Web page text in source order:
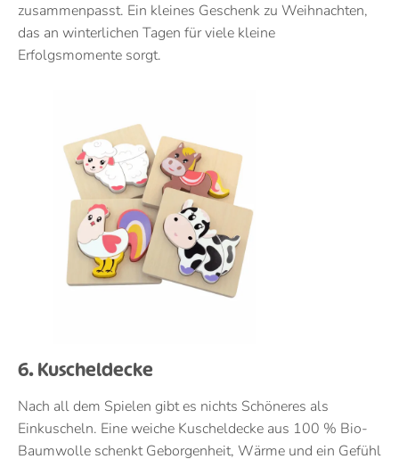
zusammenpasst. Ein kleines Geschenk zu Weihnachten,
das an winterlichen Tagen für viele kleine
Erfolgsmomente sorgt.
6. Kuscheldecke
Nach all dem Spielen gibt es nichts Schöneres als
Einkuscheln. Eine weiche Kuscheldecke aus 100 % Bio-
Baumwolle schenkt Geborgenheit, Wärme und ein Gefühl